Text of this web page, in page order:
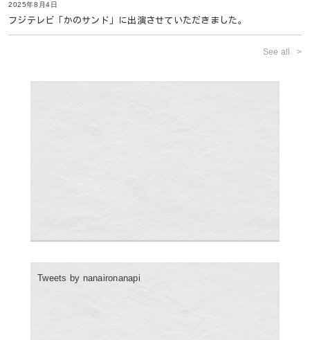
2025年8月4日
フジテレビ「かのサンド」に出演させていただきました。
See all
Tweets by nanaironanapi